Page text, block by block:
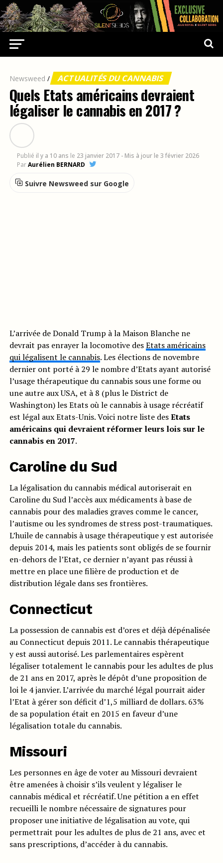
Newsweed / ACTUALITÉS DU CANNABIS
Quels Etats américains devraient
légaliser le cannabis en 2017 ?
Publié il y a 10 ans le 23 janvier 2017 - Mis à jour le 3 février 2026
ParAurélien BERNARD
Suivre Newsweed sur Google
L’arrivée de Donald Trump à la Maison Blanche ne
devrait pas enrayer la locomotive desEtats américains
qui légalisent le cannabis. Les élections de novembre
dernier ont porté à 29 le nombre d’Etats ayant autorisé
l’usage thérapeutique du cannabis sous une forme ou
une autre aux USA, et à 8 (plus le District de
Washington) les Etats où le cannabis à usage récréatif
est légal aux Etats-Unis. Voici notre liste desEtats
américains qui devraient réformer leurs lois sur le
cannabis en 2017.
Caroline du Sud
La légalisation du cannabis médical autoriserait en
Caroline du Sud l’accès aux médicaments à base de
cannabis pour des maladies graves comme le cancer,
l’autisme ou les syndromes de stress post-traumatiques.
L’huile de cannabis à usage thérapeutique y est autorisée
depuis 2014, mais les patients sont obligés de se fournir
en-dehors de l’Etat, ce dernier n’ayant pas réussi à
mettre en place une filière de production et de
distribution légale dans ses frontières.
Connecticut
La possession de cannabis est d’ores et déjà dépénalisée
au Connecticut depuis 2011. Le cannabis thérapeutique
y est aussi autorisé. Les parlementaires espèrent
légaliser totalement le cannabis pour les adultes de plus
de 21 ans en 2017, après le dépôt d’une proposition de
loi le 4 janvier. L’arrivée du marché légal pourrait aider
l’Etat à gérer son déficit d’1,5 milliard de dollars. 63%
de sa population était en 2015 en faveur d’une
légalisation totale du cannabis.
Missouri
Les personnes en âge de voter au Missouri devraient
être amenées à choisir s’ils veulent y légaliser le
cannabis médical et récréatif. Une pétition a en effet
recueilli le nombre nécessaire de signatures pour
proposer une initiative de légalisation au vote, qui
permettrait pour les adultes de plus de 21 ans, avec et
sans prescriptions, d’accéder à du cannabis.